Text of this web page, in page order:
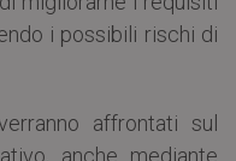
i possibili rischi di
affrontati sul
anche mediante